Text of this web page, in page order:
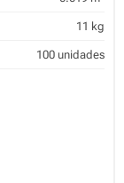
11 kg
100 unidades